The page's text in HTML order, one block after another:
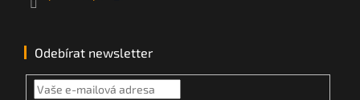
Odebírat newsletter